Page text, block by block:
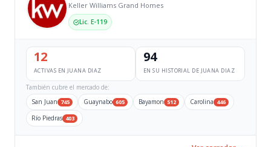
Keller Williams Grand Homes
Lic. E-119
12
ACTIVAS EN JUANA DIAZ
94
EN SU HISTORIAL DE JUANA DIAZ
También cubre el mercado de:
San Juan 745 Guaynabo 605 Bayamon 512 Carolina 446
Río Piedras 403